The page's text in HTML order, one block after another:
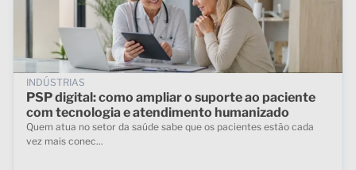
INDÚSTRIAS
PSP digital: como ampliar o suporte ao paciente
com tecnologia e atendimento humanizado
Quem atua no setor da saúde sabe que os pacientes estão cada
vez mais conec...